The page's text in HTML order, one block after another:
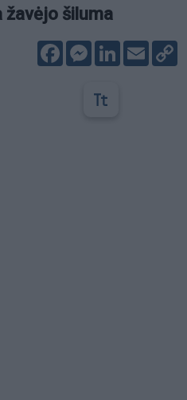
žavėjo šiluma
FacebookMessenger
LinkedIn
Email